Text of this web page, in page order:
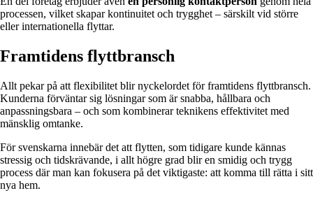
processen, vilket skapar kontinuitet och trygghet – särskilt vid större
eller internationella flyttar.
Framtidens flyttbransch
Allt pekar på att flexibilitet blir nyckelordet för framtidens flyttbransch.
Kunderna förväntar sig lösningar som är snabba, hållbara och
anpassningsbara – och som kombinerar teknikens effektivitet med
mänsklig omtanke.
För svenskarna innebär det att flytten, som tidigare kunde kännas
stressig och tidskrävande, i allt högre grad blir en smidig och trygg
process där man kan fokusera på det viktigaste: att komma till rätta i sitt
nya hem.